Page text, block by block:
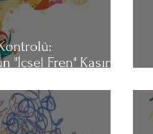
"İçsel Fren" Kasını